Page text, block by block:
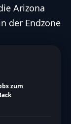
Arizona
der Endzone
zum